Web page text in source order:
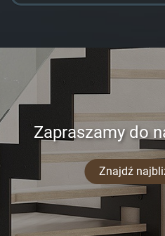
Zapraszamy do
Znajdź